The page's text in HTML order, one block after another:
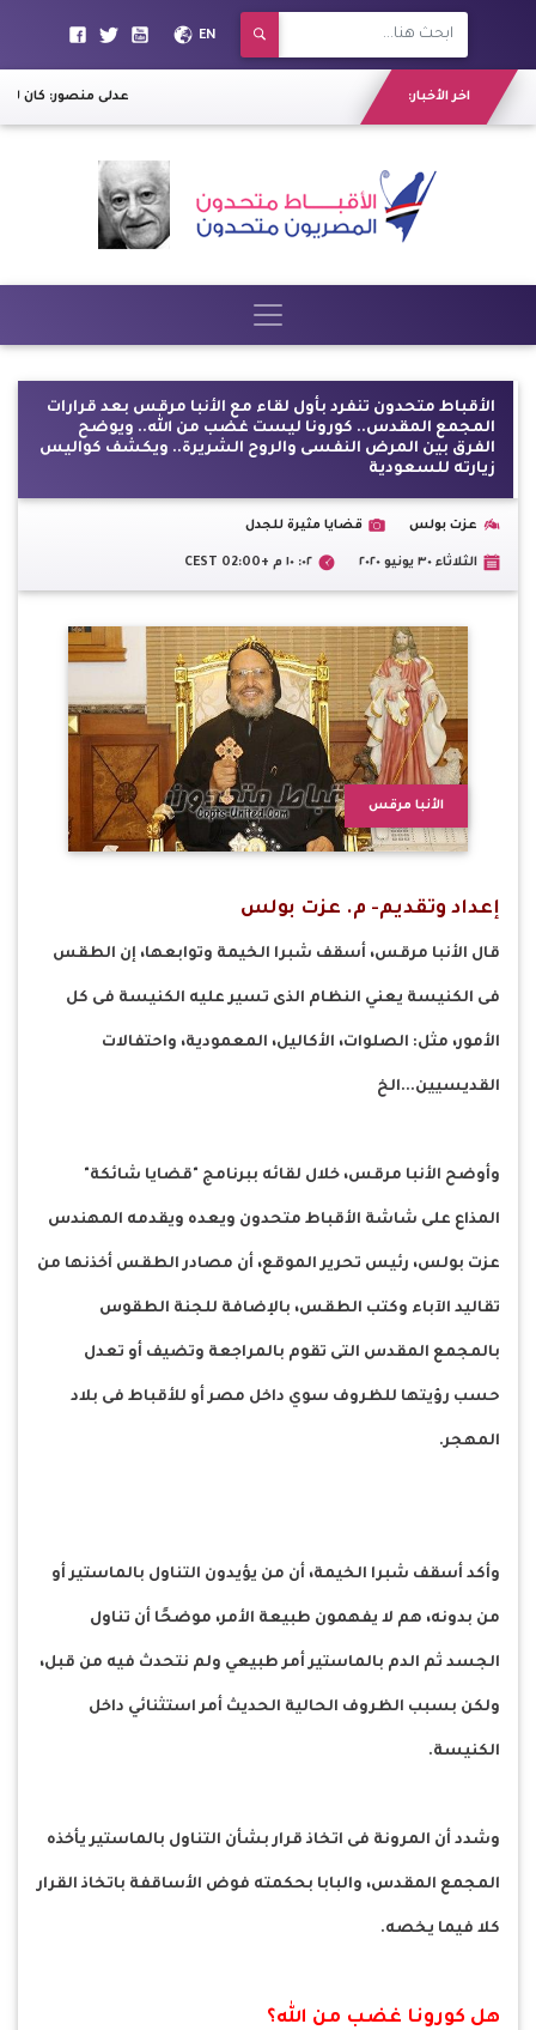
EN
اخر الأخبار: عدلى منصور: كان لا بد من ثورة 30 يونيو لتصحيح الوضع بعد
الأقباط متحدون تنفرد بأول لقاء مع الأنبا مرقس بعد قرارات
المجمع المقدس.. كورونا ليست غضب من الله.. ويوضح
الفرق بين المرض النفسى والروح الشريرة.. ويكشف كواليس
زيارته للسعودية
عزت بولس قضايا مثيرة للجدل
الثلاثاء ٣٠ يونيو ٢٠٢٠ ٠٢: ١٠ م +02:00 CEST
الأنبا مرقس
إعداد وتقديم- م. عزت بولس
قال الأنبا مرقس، أسقف شبرا الخيمة وتوابعها، إن الطقس
فى الكنيسة يعني النظام الذى تسير عليه الكنيسة فى كل
الأمور، مثل: الصلوات، الأكاليل، المعمودية، واحتفالات
القديسيين...الخ
وأوضح الأنبا مرقس، خلال لقائه ببرنامج "قضايا شائكة"
المذاع على شاشة الأقباط متحدون ويعده ويقدمه المهندس
عزت بولس، رئيس تحرير الموقع، أن مصادر الطقس أخذنها من
تقاليد الآباء وكتب الطقس، بالإضافة للجنة الطقوس
بالمجمع المقدس التى تقوم بالمراجعة وتضيف أو تعدل
حسب رؤيتها للظروف سوي داخل مصر أو للأقباط فى بلاد
المهجر.
وأكد أسقف شبرا الخيمة، أن من يؤيدون التناول بالماستير أو
من بدونه، هم لا يفهمون طبيعة الأمر، موضحًا أن تناول
الجسد ثم الدم بالماستير أمر طبيعي ولم نتحدث فيه من قبل،
ولكن بسبب الظروف الحالية الحديث أمر استثنائي داخل
الكنيسة.
وشدد أن المرونة فى اتخاذ قرار بشأن التناول بالماستير يأخذه
المجمع المقدس، والبابا بحكمته فوض الأساقفة باتخاذ القرار
كلا فيما يخصه.
هل كورونا غضب من الله؟